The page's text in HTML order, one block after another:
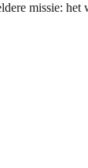
missie: het